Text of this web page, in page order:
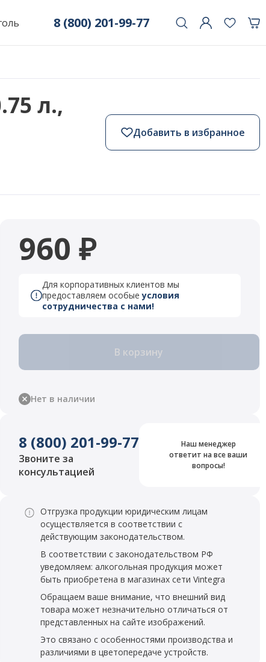
8 (800) 201-99-77
л.,
Добавить в избранное
960 ₽
Для корпоративных клиентов мы
предоставляем особыеусловия
сотрудничества с нами!
В корзину
Нет в наличии
8 (800) 201-99-77
Звоните за
консультацией
Наш менеджер
ответит на все ваши
вопросы!
Отгрузка продукции юридическим лицам
осуществляется в соответствии с
действующим законодательством.
В соответствии с законодательством РФ
уведомляем: алкогольная продукция может
быть приобретена в магазинах сети Vintegra
Обращаем ваше внимание, что внешний вид
товара может незначительно отличаться от
представленных на сайте изображений.
Это связано с особенностями производства и
различиями в цветопередаче устройств.